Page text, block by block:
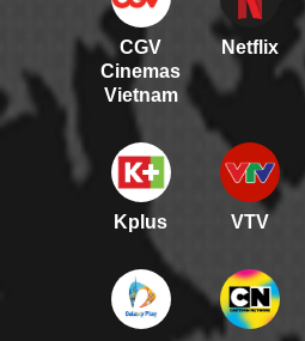
CGV
Cinemas
Vietnam
Netflix
Kplus VTV